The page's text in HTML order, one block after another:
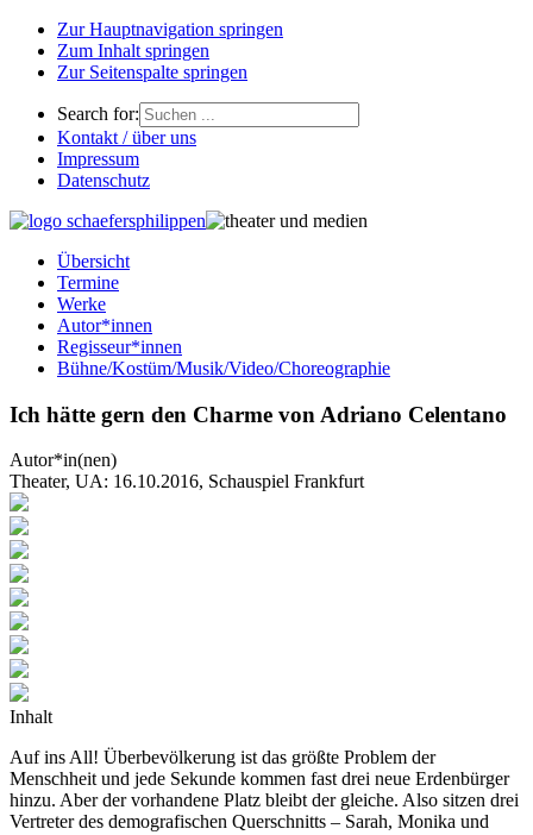
Zur Hauptnavigation springen
Zum Inhalt springen
Zur Seitenspalte springen
Search for:
Kontakt / über uns
Impressum
Datenschutz
Übersicht
Termine
Werke
Autor*innen
Regisseur*innen
Bühne/Kostüm/Musik/Video/Choreographie
Ich hätte gern den Charme von Adriano Celentano
Autor*in(nen)
Theater, UA: 16.10.2016, Schauspiel Frankfurt
Inhalt
Auf ins All! Überbevölkerung ist das größte Problem der
Menschheit und jede Sekunde kommen fast drei neue Erdenbürger
hinzu. Aber der vorhandene Platz bleibt der gleiche. Also sitzen drei
Vertreter des demografischen Querschnitts – Sarah, Monika und